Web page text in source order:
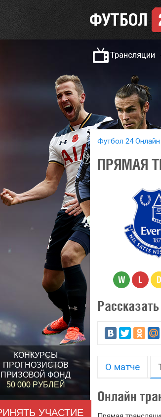
КОНКУРСЫ
ПРОГНОЗИСТОВ
ПРИЗОВОЙ ФОНД
50 000 РУБЛЕЙ
УЧАСТИЕ
Трансляции
Футбол 24 Онлайн
ПРЯМАЯ
W L D
О матче
Онлайн